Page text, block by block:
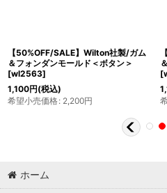
【50%OFF/SALE】Wilton社製/ガム
＆フォンダンモールド＜ボタン＞
[wl2563]
1,100円(税込)
希望小売価格: 2,200円
[
ホーム